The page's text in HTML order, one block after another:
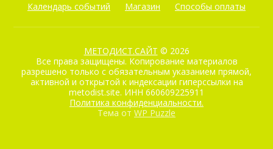
Календарь событий
Магазин Способы оплаты
МЕТОДИСТ.САЙТ © 2026
Все права защищены. Копирование материалов
разрешено только с обязательным указанием прямой,
активной и открытой к индексации гиперссылки на
metodist.site. ИНН 660609225911
Политика конфиденциальности.
Тема от WP Puzzle